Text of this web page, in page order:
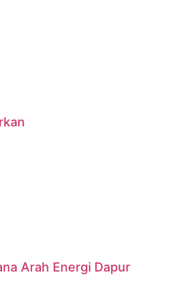
Arah Energi Dapur